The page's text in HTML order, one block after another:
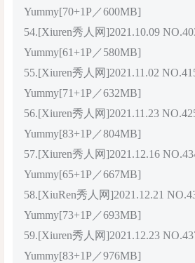
Yummy[70+1P／600MB]
54.[Xiuren秀人网]2021.10.09
Yummy[61+1P／580MB]
55.[Xiuren秀人网]2021.11.02
Yummy[71+1P／632MB]
56.[Xiuren秀人网]2021.11.23
Yummy[83+1P／804MB]
57.[Xiuren秀人网]2021.12.16
Yummy[65+1P／667MB]
58.[XiuRen秀人网]2021.12.21
Yummy[73+1P／693MB]
59.[Xiuren秀人网]2021.12.23
Yummy[83+1P／976MB]